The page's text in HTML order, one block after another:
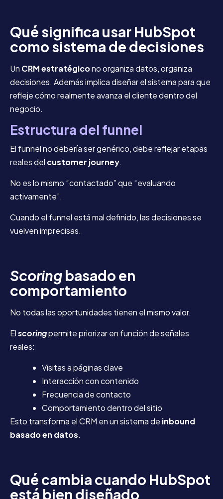
Qué significa usar HubSpot
como sistema de decisiones
Un CRM estratégicono organiza datos, organiza
decisiones. Además implica diseñar el sistema para que
refleje cómo realmente avanza el cliente dentro del
negocio.
Estructura del funnel
El funnel no debería ser genérico, debe reflejar etapas
reales del customer journey.
No es lo mismo “contactado” que “evaluando
activamente”.
Cuando el funnel está mal definido, las decisiones se
vuelven imprecisas.
Scoring basado en
comportamiento
No todas las oportunidades tienen el mismo valor.
Elscoringpermite priorizar en función de señales
reales:
Visitas a páginas clave
Interacción con contenido
Frecuencia de contacto
Comportamiento dentro del sitio
Esto transforma el CRM en un sistema de inbound
basado en datos.
Qué cambia cuando HubSpot
está bien diseñado